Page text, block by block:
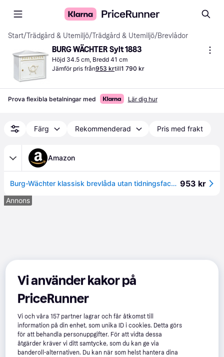
Start/Trädgård & Utemiljö/Trädgård & Utemiljö/Brevlådor
BURG WÄCHTER Sylt 1883
Höjd 34.5 cm, Bredd 41 cm
Jämför pris från953 krtill1 790 kr
Prova flexibla betalningar med Lär dig hur
Färg Rekommenderad Pris med frakt
Amazon
Burg-Wächter klassisk brevlåda utan tidningsfack och namnskylt, galvaniserat stål, inkast format DIN C4, innehåller 2 nycklar, Sylt 1883 E, Alteisen 953 kr
Annons
Vi använder kakor på
PriceRunner
Vi och våra157 partner lagrar och får åtkomst till
information på din enhet, som unika ID i cookies. Detta görs
för att behandla personuppgifter. För att vidta dessa
åtgärder kräver vi ditt samtycke, som du kan ge via
banderoll-alternativen. Du kan när som helst hantera dina